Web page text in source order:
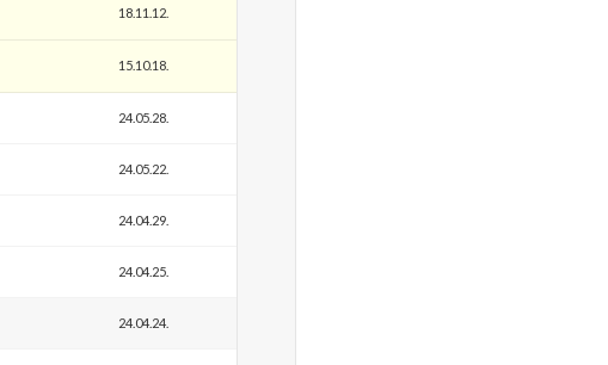
18.11.12.
15.10.18.
24.05.28.
24.05.22.
24.04.29.
24.04.25.
24.04.24.